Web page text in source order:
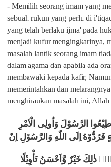
- Memilih seorang imam yang
sebuah rukun yang perlu di
yang telah berlaku ijma' pada
menjadi kufur mengingkarinya,
masalah lantik seorang imam
dalam agama dan apabila ada
membawaki kepada kafir,
memerintahkan dan
menghiraukan masalah ini, Allah
الرَّسُوْلَ وَاُولِى الْاَمْرِ
اِلَى اللّٰهِ وَالرَّسُوْلِ اِنْ
ذٰلِكَ خَيْرٌ وَّاَحْسَنُ تَأْوِيْلًا